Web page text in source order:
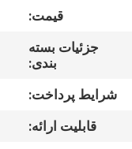
کارخانه
کنترل
کیفیت
قیمت:
جزئیات بسته
بندی:
شرایط پرداخت:
قابلیت ارائه: